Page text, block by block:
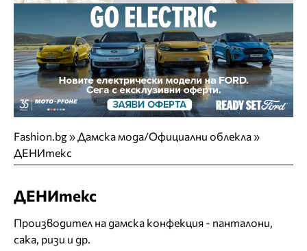
Fashion.bg»Дамска мода/Официални облекла»
ДЕНИтекс
ДЕНИтекс
Производител на дамска конфекция - панталони,
сака, ризи и др.